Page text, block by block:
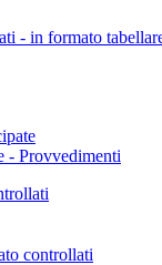
- in formato
- Provvedimenti
controllati